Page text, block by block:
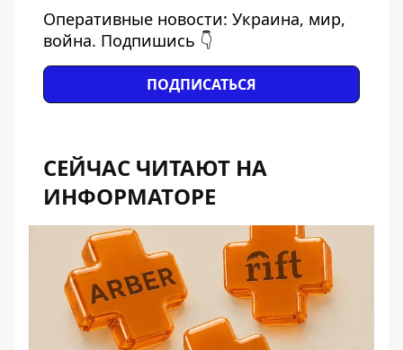
Оперативные новости: Украина, мир,
война. Подпишись 👇
ПОДПИСАТЬСЯ
СЕЙЧАС ЧИТАЮТ НА
ИНФОРМАТОРЕ